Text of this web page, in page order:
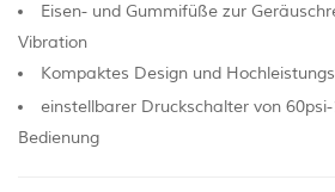
Eisen- und Gummifüße zur
Vibration
Kompaktes Design und
einstellbarer Druckschalter von
Bedienung